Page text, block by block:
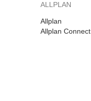
ALLPLAN
Allplan
Allplan Connect